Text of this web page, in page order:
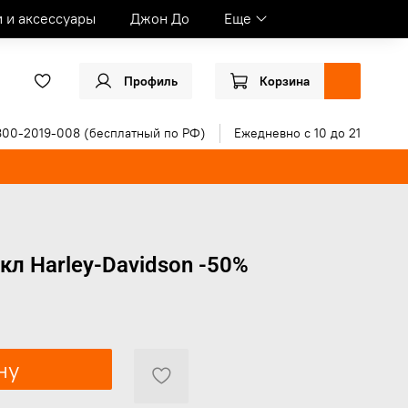
и аксессуары Джон До Еще
Профиль Корзина
2019-008 (бесплатный по РФ) Ежедневно с 10 до 21
Harley-Davidson -50%